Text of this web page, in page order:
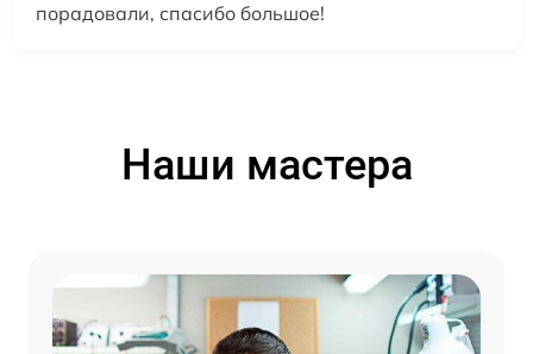
порадовали, спасибо большое!
Наши мастера